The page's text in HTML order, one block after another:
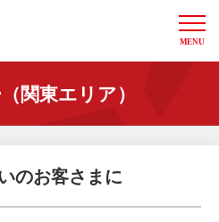
電力ミライズ
MENU
関東エリア）
のお客さまに